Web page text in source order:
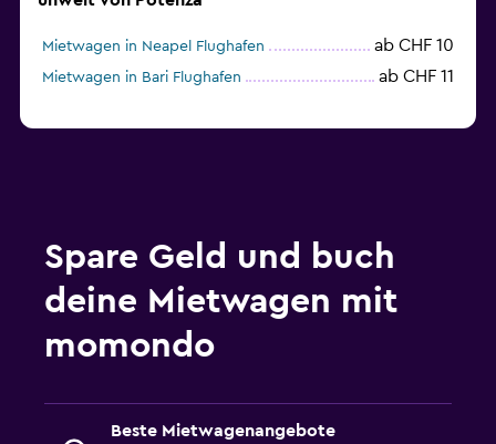
Mietwagen in Neapel Flughafen ab CHF 10
Mietwagen in Bari Flughafen ab CHF 11
Spare Geld und buch
deine Mietwagen mit
momondo
Beste Mietwagenangebote